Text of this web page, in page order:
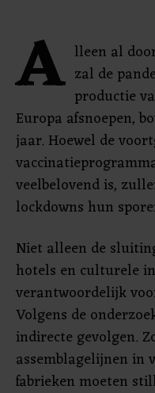
A lleen al
zal de
productie
Europa afsnoepen,
jaar. Hoewel de
veelbelovend is,
lockdowns hun
Niet alleen de
hotels en culturele
verantwoordelijk
Volgens de
indirecte gevolgen.
assemblagelijnen in
fabrieken moeten